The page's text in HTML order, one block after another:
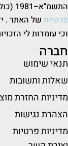
התשמ"א–1981 (כולל תיקון 13), ולמטרות המפורטות ב
פרטיות של האתר .
וכי עומדות לי
חברה
תנאי שימוש
שאלות ותשובות
מדיניות החזרת
הצהרת נגישות
מדיניות פרטיות